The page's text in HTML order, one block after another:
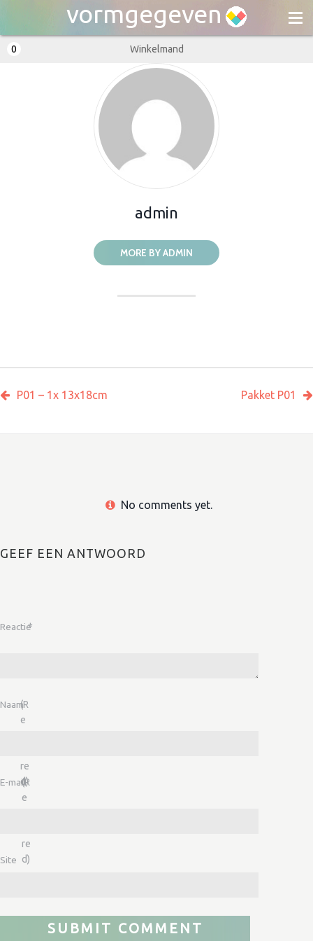
Winkelmand
0
vormgegeven
FAQ
Contact
admin
MORE BY ADMIN
P01 – 1x 13x18cm Pakket P01
No comments yet.
GEEF EEN ANTWOORD
Reactie
*
Naam
(R
e
re
d)
E-mail
(R
e
re
d)
Site